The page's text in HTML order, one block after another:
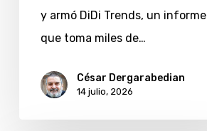
147%
y armó DiDi Trends, un informe
que toma miles de…
César Dergarabedian
14 julio, 2026